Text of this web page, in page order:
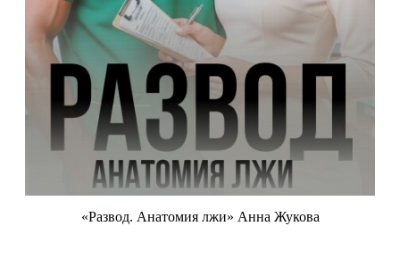
«Развод. Анатомия лжи» Анна Жукова